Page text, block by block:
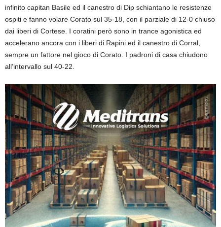
infinito capitan Basile ed il canestro di Dip schiantano le resistenze
ospiti e fanno volare Corato sul 35-18, con il parziale di 12-0 chiuso
dai liberi di Cortese. I coratini però sono in trance agonistica ed
accelerano ancora con i liberi di Rapini ed il canestro di Corral,
sempre un fattore nel gioco di Corato. I padroni di casa chiudono
all’intervallo sul 40-22.